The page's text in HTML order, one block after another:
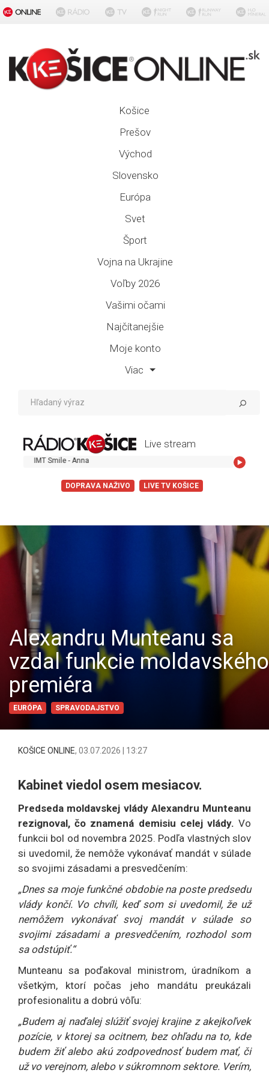
Košice
Prešov
Východ
Slovensko
Európa
Svet
Šport
Vojna na Ukrajine
Voľby 2026
Vašimi očami
Najčítanejšie
Moje konto
Viac
Live stream
IMT Smile - Anna
DOPRAVA NAŽIVO LIVE TV KOŠICE
Alexandru Munteanu sa
vzdal funkcie moldavského
premiéra
EURÓPA SPRAVODAJSTVO
KOŠICE ONLINE, 03.07.2026 | 13:27
Kabinet viedol osem mesiacov.
Predseda moldavskej vlády Alexandru Munteanu
rezignoval, čo znamená demisiu celej vlády. Vo
funkcii bol od novembra 2025. Podľa vlastných slov
si uvedomil, že nemôže vykonávať mandát v súlade
so svojimi zásadami a presvedčením:
„Dnes sa moje funkčné obdobie na poste predsedu
vlády končí. Vo chvíli, keď som si uvedomil, že už
nemôžem vykonávať svoj mandát v súlade so
svojimi zásadami a presvedčením, rozhodol som
sa odstúpiť.“
Munteanu sa poďakoval ministrom, úradníkom a
všetkým, ktorí počas jeho mandátu preukázali
profesionalitu a dobrú vôľu:
„Budem aj naďalej slúžiť svojej krajine z akejkoľvek
pozície, v ktorej sa ocitnem, bez ohľadu na to, kde
budem žiť alebo akú zodpovednosť budem mať, či
už vo verejnom, alebo v súkromnom sektore. Verím,